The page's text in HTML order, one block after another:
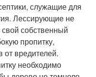
служащие для
Лессирующие не
собственный
пропитку,
вредителей.
необходимо